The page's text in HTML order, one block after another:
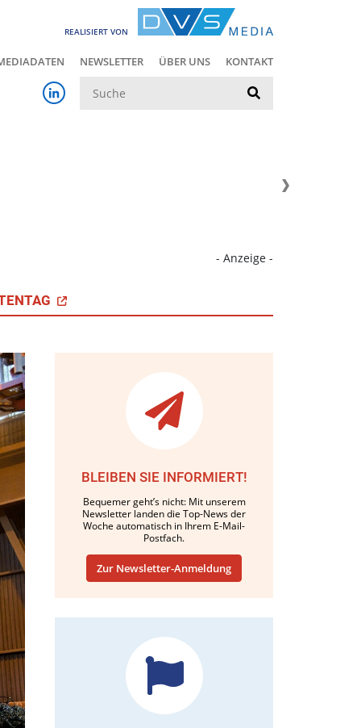
REALISIERT VON
NEWSLETTER ÜBER UNS KONTAKT
- Anzeige -
BLEIBEN SIE INFORMIERT!
Bequemer geht’s nicht: Mit unserem
Newsletter landen die Top-News der
Woche automatisch in Ihrem E-Mail-
Postfach.
Zur Newsletter-Anmeldung